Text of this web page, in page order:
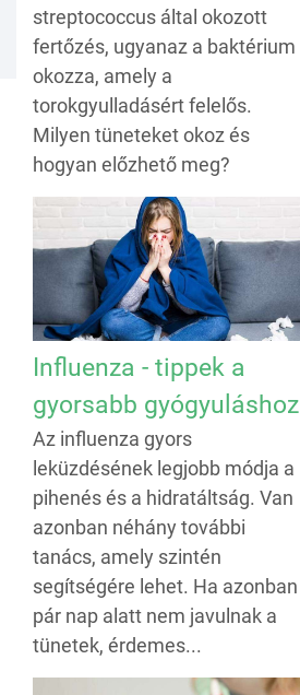
streptococcus által okozott
fertőzés, ugyanaz a baktérium
okozza, amely a
torokgyulladásért felelős.
Milyen tüneteket okoz és
hogyan előzhető meg?
Influenza - tippek a
gyorsabb gyógyuláshoz
Az influenza gyors
leküzdésének legjobb módja a
pihenés és a hidratáltság. Van
azonban néhány további
tanács, amely szintén
segítségére lehet. Ha azonban
pár nap alatt nem javulnak a
tünetek, érdemes...